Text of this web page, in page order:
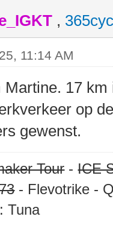
,
11:14 AM
Martine. 17
op
gewenst.
Tour-ICE
- Flevotrike -
Tuna